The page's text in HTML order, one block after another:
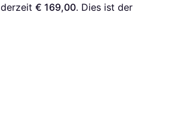
€ 169,00. Dies ist der